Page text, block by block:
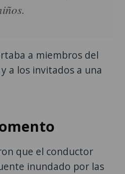
a miembros del
a los invitados a una
que el conductor
inundado por las